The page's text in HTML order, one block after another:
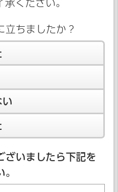
ください。
立ちましたか？
い
ざいましたら下記を